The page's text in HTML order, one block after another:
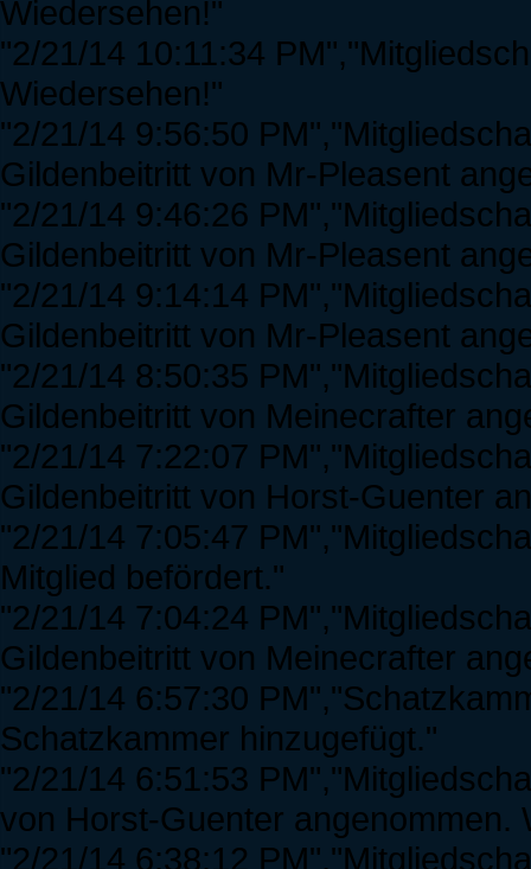
Wiedersehen!"
"2/21/14 10:11:34
Wiedersehen!"
"2/21/14 9:56:50
Gildenbeitritt von Mr-Pleasent
"2/21/14 9:46:26
Gildenbeitritt von Mr-Pleasent
"2/21/14 9:14:14
Gildenbeitritt von Mr-Pleasent
"2/21/14 8:50:35
Gildenbeitritt von Meinecrafter
"2/21/14 7:22:07
Gildenbeitritt von Horst-Guenter
"2/21/14 7:05:47
Mitglied befördert."
"2/21/14 7:04:24
Gildenbeitritt von Meinecrafter
"2/21/14 6:57:30
Schatzkammer hinzugefügt."
"2/21/14 6:51:53
von Horst-Guenter angenommen.
"2/21/14 6:38:12